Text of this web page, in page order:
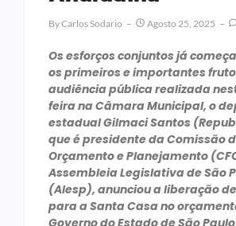
ByCarlos Sodario Agosto 25, 2025
Os esforços conjuntos já
os primeiros e importantes
audiência pública realizada
feira na Câmara Municipal, o
estadual Gilmaci Santos
que é presidente da Comissão
Orçamento e Planejamento
Assembleia Legislativa de São
(Alesp), anunciou a liberação de
para a Santa Casa no
Governo do Estado de São